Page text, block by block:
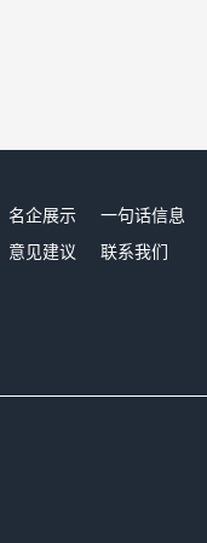
名企展示 一句话信息
意见建议 联系我们